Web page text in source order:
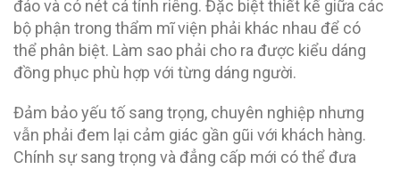
đáo và có nét cá tính riêng. Đặc biệt thiết kế giữa các
bộ phận trong thẩm mĩ viện phải khác nhau để có
thể phân biệt. Làm sao phải cho ra được kiểu dáng
đồng phục phù hợp với từng dáng người.
Đảm bảo yếu tố sang trọng, chuyên nghiệp nhưng
vẫn phải đem lại cảm giác gần gũi với khách hàng.
Chính sự sang trọng và đẳng cấp mới có thể đưa